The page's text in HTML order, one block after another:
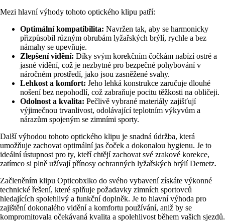
Mezi hlavní výhody tohoto optického klipu patří:
Optimální kompatibilita: Navržen tak, aby se harmonicky
přizpůsobil různým obrubám lyžařských brýlí, rychle a bez
námahy se upevňuje.
Zlepšení vidění: Díky svým korekčním čočkám nabízí ostré a
jasné vidění, což je nezbytné pro bezpečné pohybování v
náročném prostředí, jako jsou zasněžené svahy.
Lehkost a komfort: Jeho lehká konstrukce zaručuje dlouhé
nošení bez nepohodlí, což zabraňuje pocitu těžkosti na obličeji.
Odolnost a kvalita: Pečlivě vybrané materiály zajišťují
výjimečnou trvanlivost, odolávající teplotním výkyvům a
nárazům spojeným se zimními sporty.
Další výhodou tohoto optického klipu je snadná údržba, která
umožňuje zachovat optimální jas čoček a dokonalou hygienu. Je to
ideální ústupnost pro ty, kteří chtějí zachovat své zrakové korekce,
zatímco si plně užívají přínosy ochranných lyžařských brýlí Demetz.
Začleněním klipu Opticobxlko do svého vybavení získáte výkonné
technické řešení, které splňuje požadavky zimních sportovců
hledajících spolehlivý a funkční doplněk. Je to hlavní výhoda pro
zajištění dokonalého vidění a komfortu používání, aniž by se
kompromitovala očekávaná kvalita a spolehlivost během vašich sjezdů.